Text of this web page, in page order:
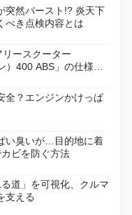
突然バースト!? 炎天下
べき点検内容とは
ースクーター
）400 ABS」の仕様を
全？エンジンかけっぱ
い臭いが…目的地に着
ビを防ぐ方法
道」を可視化、クルマ
支える